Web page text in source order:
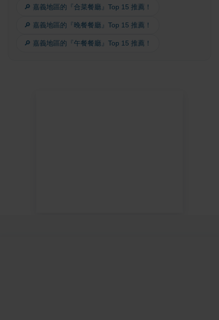
🔎 嘉義地區的『合菜餐廳』Top 15 推薦！
🔎 嘉義地區的『晚餐餐廳』Top 15 推薦！
🔎 嘉義地區的『午餐餐廳』Top 15 推薦！